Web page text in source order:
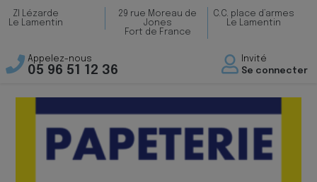
ZI Lézarde
Le Lamentin
29 rue Moreau de
Jones
Fort de France
C.C. place d’armes
Le Lamentin
Appelez-nous
05 96 51 12 36
Invité
Se connecter